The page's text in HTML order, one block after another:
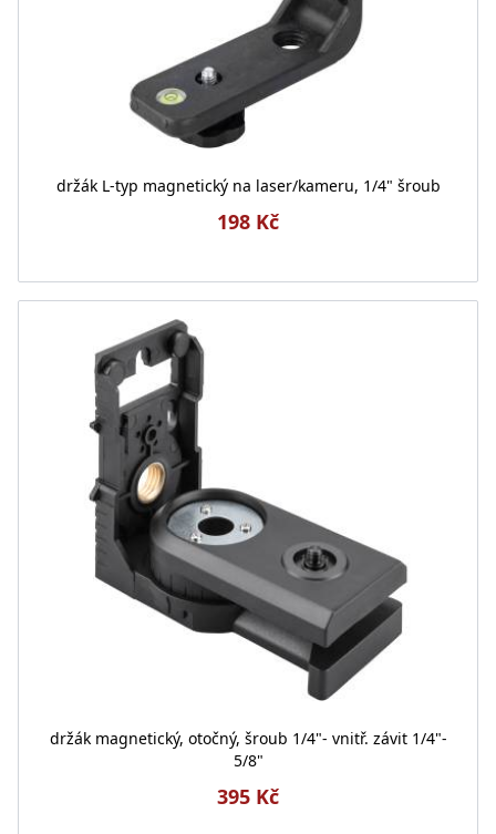
držák L-typ magnetický na laser/kameru, 1/4" šroub
198 Kč
držák magnetický, otočný, šroub 1/4"- vnitř. závit 1/4"-
5/8"
395 Kč